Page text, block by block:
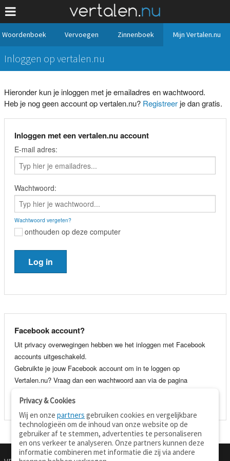
Woordenboek Vervoegen Zinnenboek Mijn Vertalen.nu
Inloggen op vertalen.nu
Hieronder kun je inloggen met je emailadres en wachtwoord.
Heb je nog geen account op vertalen.nu? Registreerje dan gratis.
Inloggen met een vertalen.nu account
E-mail adres:
Wachtwoord:
Wachtwoord vergeten?
onthouden op deze computer
Facebook account?
Uit privacy overwegingen hebben we het inloggen met Facebook
accounts uitgeschakeld.
Gebruikte je jouw Facebook account om in te loggen op
Vertalen.nu? Vraag dan een wachtwoord aan via de pagina
je e-mail adres en wachtwoord.
Privacy & Cookies
Wij en onzepartners gebruiken cookies en vergelijkbare
technologieën om de inhoud van onze website op de
gebruiker af te stemmen, advertenties te personaliseren
en ons verkeer te analyseren. Onze partners kunnen deze
informatie combineren met informatie die zij via andere